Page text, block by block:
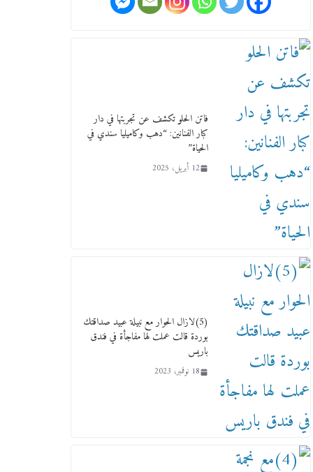
وفاة أسطورة الثمانيات وجيل
حته كدا كهارب تودي تحت
الشمس يا ورا الشمس ووصفة
كيف تكون سمسار فنانين لناس
مش مفهومين
12 ديسمبر، 2025
فاتن الحلو تكشف عن تجربتها في دار
كبار الفنانين: “دهب وكاميليا سندي في
الحياة”
12 أبريل، 2025
(5)لازال الحوار مع نبيلة عبيد صداقتك
بوردة قالت عملت لها مفاجأة في فندق
باريس
18 نوفمبر، 2023